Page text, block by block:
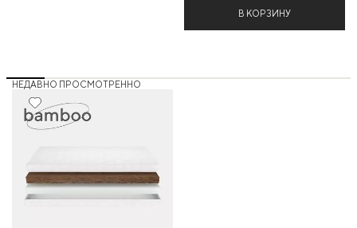
В КОРЗИНУ
НЕДАВНО ПРОСМОТРЕННО
Хит